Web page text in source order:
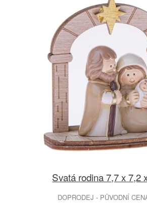
Svatá rodina 7,7 x 7,2
DOPRODEJ - PŮVODNÍ